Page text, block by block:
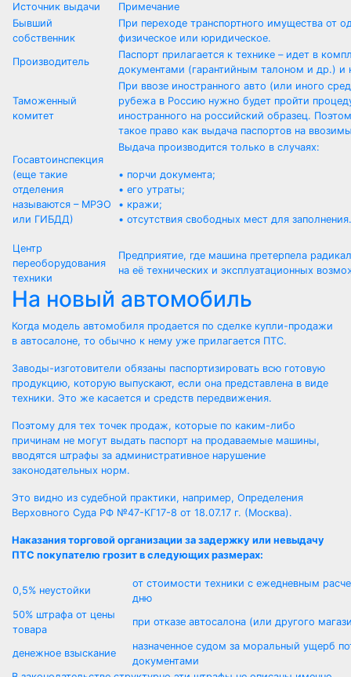
Источник выдачи
Примечание
Бывший
собственник
При переходе транспортного имущества от
физическое или юридическое.
Производитель
Паспорт прилагается к технике – идет в
документами (гарантийным талоном и др.) и
Таможенный
комитет
При ввозе иностранного авто (или иного
рубежа в Россию нужно будет пройти
иностранного на российский образец.
такое право как выдача паспортов на
Госавтоинспекция
(еще такие
отделения
называются – МРЭО
или ГИБДД)
Выдача производится только в случаях:
• порчи документа;
• его утраты;
• кражи;
• отсутствия свободных мест для заполнения.
Центр
переоборудования
техники
Предприятие, где машина претерпела
на её технических и эксплуатационных
На новый автомобиль
Когда модель автомобиля продается по сделке купли-продажи
в автосалоне, то обычно к нему уже прилагается ПТС.
Заводы-изготовители обязаны паспортизировать всю готовую
продукцию, которую выпускают, если она представлена в виде
техники. Это же касается и средств передвижения.
Поэтому для тех точек продаж, которые по каким-либо
причинам не могут выдать паспорт на продаваемые машины,
вводятся штрафы за административное нарушение
законодательных норм.
Это видно из судебной практики, например, Определения
Верховного Суда РФ №47-КГ17-8 от 18.07.17 г. (Москва).
Наказания торговой организации за задержку или невыдачу
ПТС покупателю грозит в следующих размерах:
0,5% неустойки
от стоимости техники с ежедневным
дню
50% штрафа от цены
товара
при отказе автосалона (или другого
денежное взыскание
назначенное судом за моральный ущерб
документами